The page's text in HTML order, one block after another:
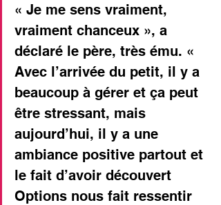
« Je me sens vraiment,
vraiment chanceux », a
déclaré le père, très ému. «
Avec l’arrivée du petit, il y a
beaucoup à gérer et ça peut
être stressant, mais
aujourd’hui, il y a une
ambiance positive partout et
le fait d’avoir découvert
Options nous fait ressentir